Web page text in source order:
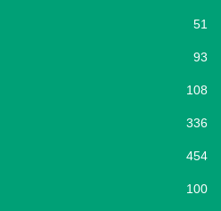
51
93
108
336
454
100